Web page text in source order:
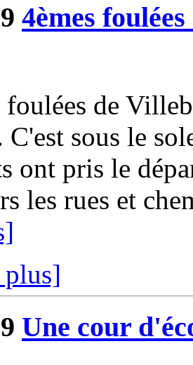
4èmes
foulées de
C'est sous le
ont pris le
les rues et
Une cour